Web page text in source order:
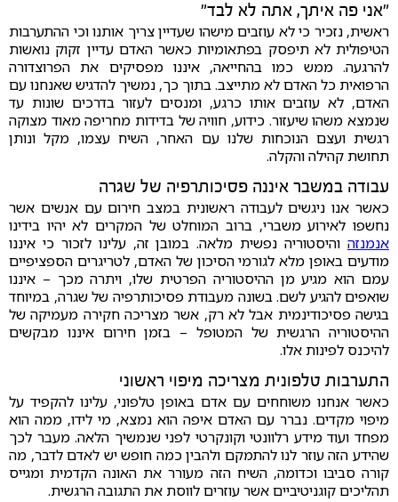
"אני פה איתך, אתה לא לבד"
ראשית, נזכיר כי לא עוזבים מישהו שעדיין צריך אותנו וכי ההתערבות
הטיפולית לא תיפסק בפתאומיות כאשר האדם עדיין זקוק נואשות
להרגעה. ממש כמו בהחייאה, איננו מפסיקים את הפרוצדורה
הרפואית כל האדם לא מתייצב. בתוך כך, נמשיך להדגיש שאנחנו עם
האדם, לא עוזבים אותו כרגע, ומנסים לעזור בדרכים שונות עד
שנמצא משהו שיעזור. כידוע, חוויה של בדידות מחריפה מאוד מצוקה
רגשית ועצם הנוכחות שלנו עם האחר, השיח עצמו, מקל ונותן
תחושת קהילה והקלה.
עבודה במשבר איננה פסיכותרפיה של שגרה
כאשר אנו ניגשים לעבודה ראשונית במצב חירום עם אנשים אשר
נחשפו לאירוע משברי, ברוב המוחלט של המקרים לא יהיו בידינו
אנמנזה והיסטוריה נפשית מלאה. במובן זה, עלינו לזכור כי איננו
מודעים באופן מלא לגורמי הסיכון של האדם, לטריגרים הספציפיים
עמם הוא מגיע מן ההיסטוריה הפרטית שלו, ויתרה מכך – איננו
שואפים להגיע לשם. בשונה מעבודת פסיכותרפיה של שגרה, במיוחד
בגישה פסיכודינמית אבל לא רק, אשר מצריכה חקירה מעמיקה של
ההיסטוריה הרגשית של המטופל – בזמן חירום איננו מבקשים
להיכנס לפינות אלו.
התערבות טלפונית מצריכה מיפוי ראשוני
כאשר אנחנו משוחחים עם אדם באופן טלפוני, עלינו להקפיד על
מיפוי מקדים. נברר עם האדם איפה הוא נמצא, מי לידו, ממה הוא
מפחד ועוד מידע רלוונטי וקונקרטי לפני שנמשיך הלאה. מעבר לכך
שהידע הזה עוזר לנו להתמקם ולהבין כמה חופש יש לאדם לדבר, מה
קורה סביבו וכדומה, השיח הזה מעורר את האונה הקדמית ומגייס
תהליכים קוגניטיביים אשר עוזרים לווסת את התגובה הרגשית.